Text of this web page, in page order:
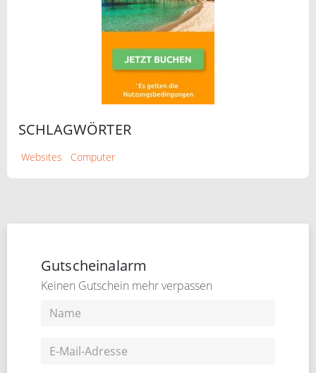
SCHLAGWÖRTER
Websites Computer
Gutscheinalarm
Keinen Gutschein mehr verpassen